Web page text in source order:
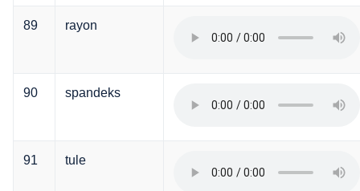
89 rayon
90 spandeks
91 tule